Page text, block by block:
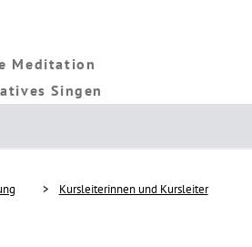
Meditation
Singen
Kursleiterinnen und Kursleiter